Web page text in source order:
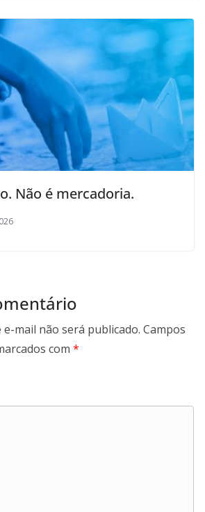
Não é mercadoria.
e-mail não será publicado. Campos
com *